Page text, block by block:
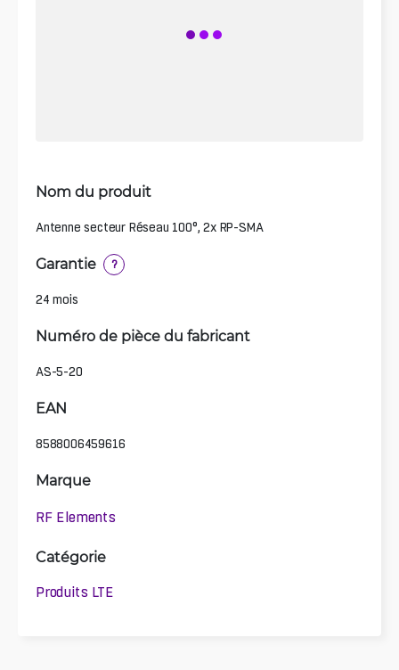
Nom du produit
Antenne secteur Réseau 100°, 2x RP-SMA
Garantie ?
24 mois
Numéro de pièce du fabricant
AS-5-20
EAN
8588006459616
Marque
RF Elements
Catégorie
Produits LTE